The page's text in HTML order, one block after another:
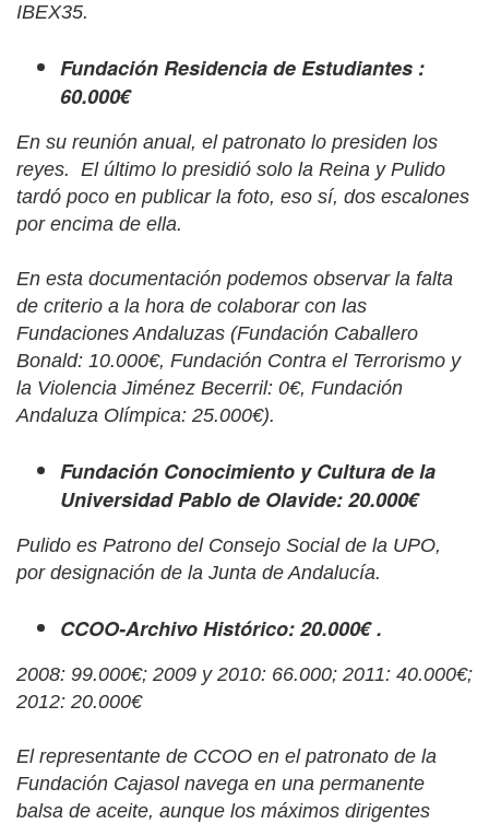
IBEX35.
Fundación Residencia de Estudiantes :
60.000€
En su reunión anual, el patronato lo presiden los
reyes. El último lo presidió solo la Reina y Pulido
tardó poco en publicar la foto, eso sí, dos escalones
por encima de ella.
En esta documentación podemos observar la falta
de criterio a la hora de colaborar con las
Fundaciones Andaluzas (Fundación Caballero
Bonald: 10.000€, Fundación Contra el Terrorismo y
la Violencia Jiménez Becerril: 0€, Fundación
Andaluza Olímpica: 25.000€).
Fundación Conocimiento y Cultura de la
Universidad Pablo de Olavide: 20.000€
Pulido es Patrono del Consejo Social de la UPO,
por designación de la Junta de Andalucía.
CCOO-Archivo Histórico: 20.000€ .
2008: 99.000€; 2009 y 2010: 66.000; 2011: 40.000€;
2012: 20.000€
El representante de CCOO en el patronato de la
Fundación Cajasol navega en una permanente
balsa de aceite, aunque los máximos dirigentes